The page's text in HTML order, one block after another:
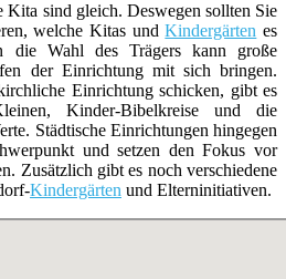
sind gleich. Deswegen sollten Sie
welche Kitas undKindergärten es
Wahl des Trägers kann große
der Einrichtung mit sich bringen.
Einrichtung schicken, gibt es
Kinder-Bibelkreise und die
Städtische Einrichtungen hingegen
und setzen den Fokus vor
Zusätzlich gibt es noch verschiedene
Kindergärten und Elterninitiativen.